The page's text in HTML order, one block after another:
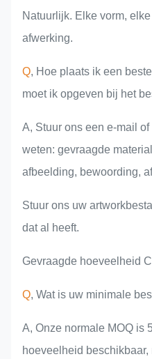
Natuurlijk. Elke vorm,
afwerking.
Q, Hoe plaats ik een
moet ik opgeven bij het
A, Stuur ons een e-mail
weten: gevraagde
afbeelding, bewoording,
Stuur ons uw
dat al heeft.
Gevraagde hoeveelheid
Q, Wat is uw minimale
A, Onze normale MOQ is
hoeveelheid